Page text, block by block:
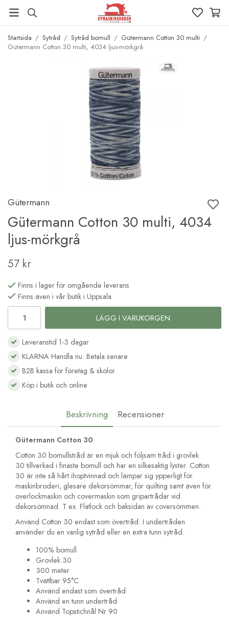
Startsida / Sytråd / Sytråd bomull / Gütermann Cotton 30 multi /
Gütermann Cotton 30 multi, 4034 ljus-mörkgrå
Gütermann
Gütermann Cotton 30 multi, 4034
ljus-mörkgrå
57 kr
Finns i lager för omgående leverans
Finns även i vår butik i Uppsala
LÄGG I VARUKORGEN
Leveranstid 1-3 dagar
KLARNA Handla nu. Betala senare
B2B kassa för företag & skolor
Köp i butik och online
Beskrivning Recensioner
Gütermann Cotton 30
Cotton 30 bomullstråd är en mjuk och följsam tråd i grovlek
30 tillverkad i finaste bomull och har en silkesaktig lyster. Cotton
30 är inte så hårt ihoptvinnad och lämpar sig ypperligt för
maskinbroderi, glesare dekorsömmar, för quilting samt även för
overlockmaskin och covermaskin som gripartrådar vid
dekorsömnad. T ex. Flatlock och baksidan av coversömmen.
Använd Cotton 30 endast som övertråd. I undertråden
använder du en vanlig sytråd eller en extra tunn sytråd.
100% bomull
Grovlek 30
300 meter
Tvättbar 95°C
Använd endast som övertråd
Använd en tunn undertråd
Använd Topstichnål Nr 90